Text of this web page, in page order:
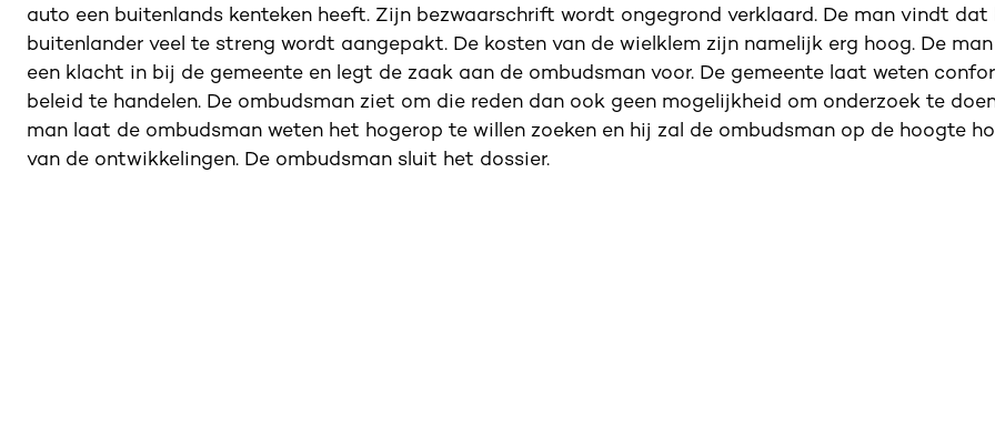
auto een buitenlands kenteken heeft. Zijn bezwaarschrift wordt ongegrond verklaard. De man vindt dat
buitenlander veel te streng wordt aangepakt. De kosten van de wielklem zijn namelijk erg hoog. De
een klacht in bij de gemeente en legt de zaak aan de ombudsman voor. De gemeente laat weten
beleid te handelen. De ombudsman ziet om die reden dan ook geen mogelijkheid om onderzoek te
man laat de ombudsman weten het hogerop te willen zoeken en hij zal de ombudsman op de hoogte
van de ontwikkelingen. De ombudsman sluit het dossier.